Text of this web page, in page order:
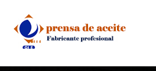
content